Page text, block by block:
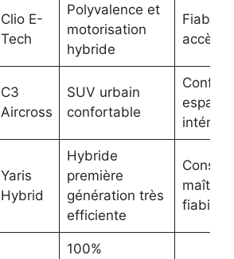
Clio E-
Tech
Polyvalence et
motorisation
hybride
accès
C3
Aircross
SUV urbain
confortable
Confort
espace
intérieur
Yaris
Hybrid
Hybride
première
génération très
efficiente
fiabilité
100%